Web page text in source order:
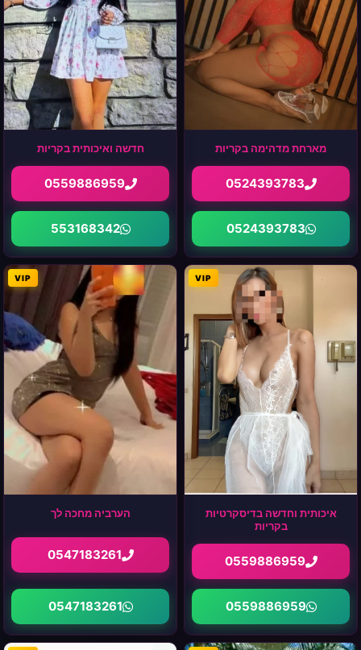
מארחת מדהימה בקריות
0524393783
0524393783
חדשה ואיכותית בקריות
0559886959
553168342
VIP
איכותית וחדשה בדיסקרטיות
בקריות
0559886959
0559886959
VIP
הערביה מחכה לך
0547183261
0547183261